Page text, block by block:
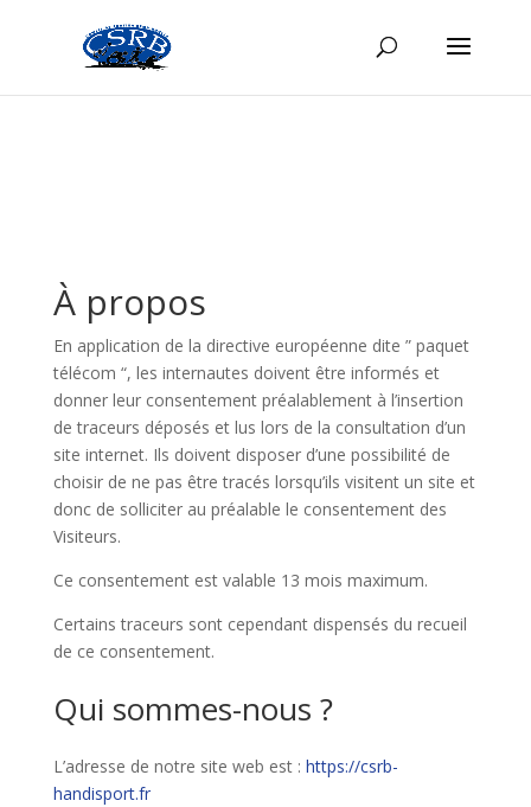
À propos
En application de la directive européenne dite ” paquet
télécom “, les internautes doivent être informés et
donner leur consentement préalablement à l’insertion
de traceurs déposés et lus lors de la consultation d’un
site internet. Ils doivent disposer d’une possibilité de
choisir de ne pas être tracés lorsqu’ils visitent un site et
donc de solliciter au préalable le consentement des
Visiteurs.
Ce consentement est valable 13 mois maximum.
Certains traceurs sont cependant dispensés du recueil
de ce consentement.
Qui sommes-nous ?
L’adresse de notre site web est : https://csrb-
handisport.fr